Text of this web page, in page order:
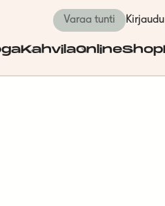
Varaa tunti
KahvilaOnlineShop